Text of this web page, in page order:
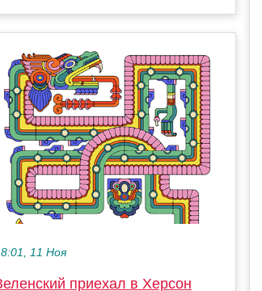
11 Ноя
приехал в Херсон